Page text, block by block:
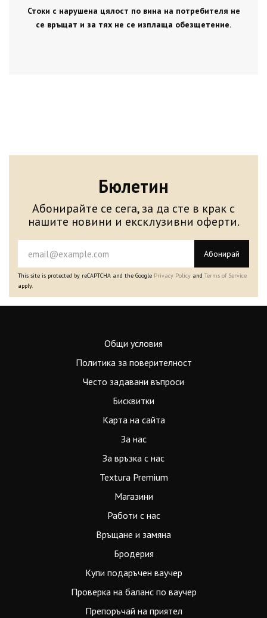
Стоки с нарушена цялост по вина на потребителя не
се връщат и за тях не се изплаща обезщетение.
Бюлетин
Абонирайте се сега, за да сте в крак с
нашите новини и ексклузивни оферти.
Абонирай
This site is protected by reCAPTCHA and the Google Privacy Policy and Terms of Service
apply.
Общи условия
Политика за поверителност
Често задавани въпроси
Бисквитки
Карта на сайта
За нас
За връзка с нас
Textura Premium
Магазини
Работи с нас
Връщане и замяна
Бродерия
Купи подаръчен ваучер
Проверка на баланс по ваучер
Препоръчай на приятел